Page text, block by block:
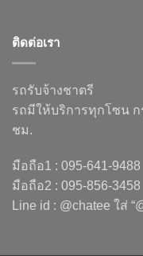
ติดต่อเรา
รถรับจ้างชาตรี
รถมีให้บริการทุกโซน ก
ชม.
มือถือ1 : 095-641-9488
มือถือ2 : 095-856-3458
Line id : @chatee ใส่